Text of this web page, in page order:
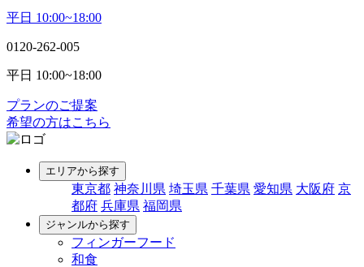
平日 10:00~18:00
0120-262-005
平日 10:00~18:00
プランのご提案
希望の方はこちら
エリアから探す
東京都 神奈川県 埼玉県 千葉県 愛知県 大阪府 京
都府 兵庫県 福岡県
ジャンルから探す
フィンガーフード
和食